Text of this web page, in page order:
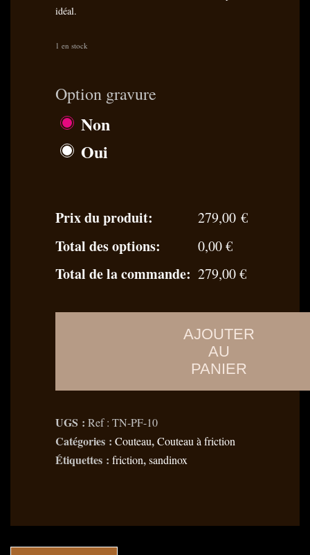
idéal.
1 en stock
Option gravure
Non
Oui
Prix du produit: 279,00 €
Total des options: 0,00€
Total de la commande: 279,00€
de
Friction
en
Os
de
AJOUTER
AU
PANIER
UGS : Ref : TN-PF-10
Catégories : Couteau,Couteau à friction
Étiquettes : friction,sandinox